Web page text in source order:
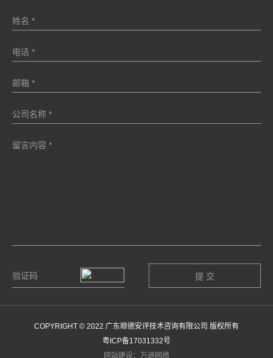
COPYRIGHT © 2022 广东顺德安评技术咨询有限公司 版权所有
粤ICP备17031332号
网站建设：万迪网络